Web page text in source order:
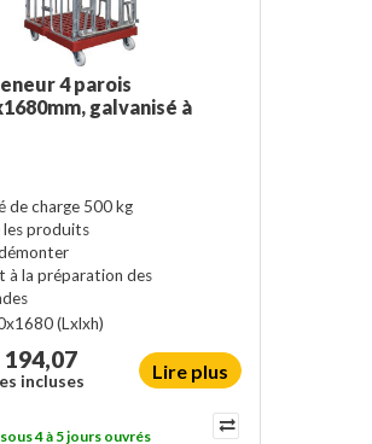
4 parois
galvanisé à
de charge 500 kg
les produits
à la préparation des
(Lxlxh)
194,07
incluses Lire plus
4 à 5 jours ouvrés